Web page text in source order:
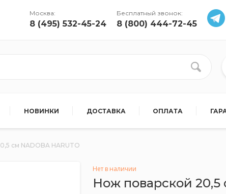
Москва:
8 (495) 532-45-24
Бесплатный звонок:
8 (800) 444-72-45
НОВИНКИ ДОСТАВКА ОПЛАТА
см NADOBA HARUTO
Нет в наличии
Нож поварской 20,5